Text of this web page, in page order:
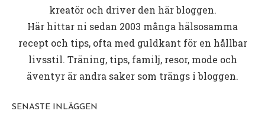
kreatör och driver den här bloggen.
Här hittar ni sedan 2003 många hälsosamma
recept och tips, ofta med guldkant för en hållbar
livsstil. Träning, tips, familj, resor, mode och
äventyr är andra saker som trängs i bloggen.
SENASTE INLÄGGEN